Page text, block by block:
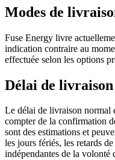
Modes de
Fuse Energy livre
indication contraire au
effectuée selon les options
Délai de livraison
Le délai de livraison normal
compter de la confirmation
sont des estimations et
les jours fériés, les retards
indépendantes de la volonté